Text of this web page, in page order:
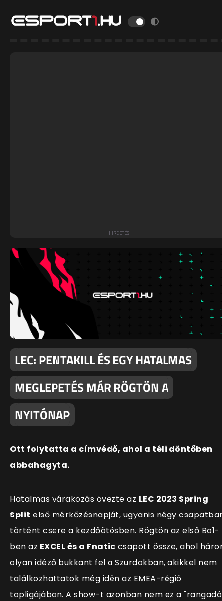
LEC: PENTAKILL ÉS EGY HATALMAS
MEGLEPETÉS MÁR RÖGTÖN A
NYITÓNAP
Ott folytatta a címvédő, ahol a téli döntőben
abbahagyta.
Hatalmas várakozás övezte az LEC 2023 Spring
Split első mérkőzésnapját, ugyanis négy
történt csere a kezdőötösben. Rögtön az első Bo1-
ben az EXCEL és a Fnatic csapott össze, ahol
olyan idéző bukkant fel a Szurdokban, akikkel nem
találkozhattatok még idén az EMEA-régió
topligájában. A show-t azonban nem ez a